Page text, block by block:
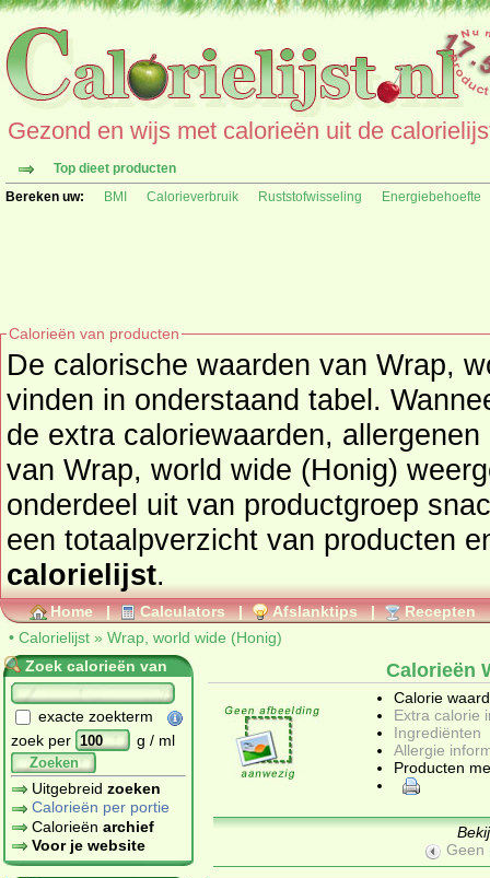
Gezond en wijs met calorieën uit de
Top dieet producten
Bereken uw:
BMI Calorieverbruik Ruststofwisseling Energiebehoefte
Calorieën van producten
De calorische waarden van Wrap,
vinden in onderstaand tabel. Wanneer beschikbaar worden
de extra caloriewaarden,
van Wrap, world wide (Honig) weergegeven.
onderdeel uit van productgroep
een
calorielijst.
Home | Calculators | Afslanktips | Recepten
• Calorielijst » Wrap, world wide (Honig)
Zoek calorieën van
exacte zoekterm
zoek per
g / ml
Zoeken
Uitgebreid zoeken
Calorieën per portie
Calorieën archief
Voor je website
Calorieën
Calorie
Extra calorie
Ingrediënten
Allergie
Producten
Geen